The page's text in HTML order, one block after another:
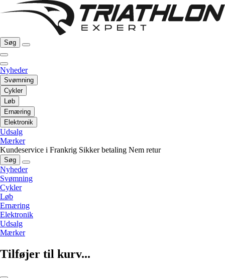
Søg
Nyheder
Svømning
Cykler
Løb
Ernæring
Elektronik
Udsalg
Mærker
Kundeservice i Frankrig Sikker betaling Nem retur
Søg
Nyheder
Svømning
Cykler
Løb
Ernæring
Elektronik
Udsalg
Mærker
Tilføjer til kurv...